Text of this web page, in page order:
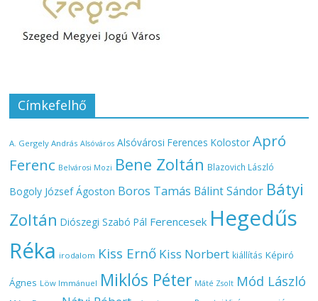
Címkefelhő
A. Gergely András Alsóváros Alsóvárosi Ferences Kolostor Apró
Ferenc Belvárosi Mozi Bene Zoltán Blazovich László
Bogoly József Ágoston Boros Tamás Bálint Sándor Bátyi
Zoltán Diószegi Szabó Pál Ferencesek Hegedűs
Réka irodalom Kiss Ernő Kiss Norbert kiállítás Képiró
Ágnes Löw Immánuel Miklós Péter Máté Zsolt Mód László